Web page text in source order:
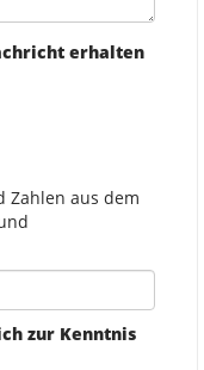
erhalten
Zahlen aus dem
zur Kenntnis